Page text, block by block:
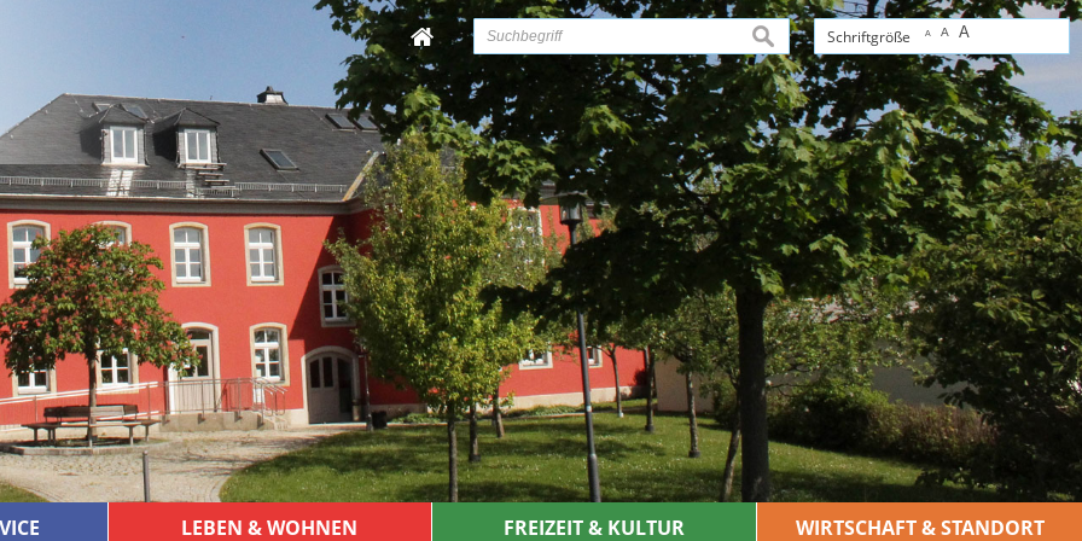
Schriftgröße A A A
suchen
LEBEN & WOHNEN FREIZEIT & KULTUR WIRTSCHAFT & STANDORT